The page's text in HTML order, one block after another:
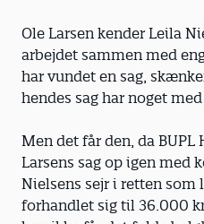
Ole Larsen kender Leila
arbejdet sammen med
har vundet en sag,
hendes sag har noget
Men det får den, da BUPL
Larsens sag op igen med
Nielsens sejr i retten som
forhandlet sig til 36.000